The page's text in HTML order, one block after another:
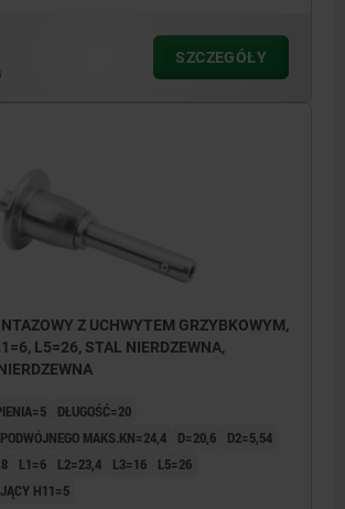
SZCZEGÓŁY
Z UCHWYTEM GRZYBKOWYM,
L5=26, STAL NIERDZEWNA,
DŁUGOŚĆ=20
MAKS.KN=24,4
D=20,6
D2=5,54
L1=6 L2=23,4 L3=16
L5=26
H11=5